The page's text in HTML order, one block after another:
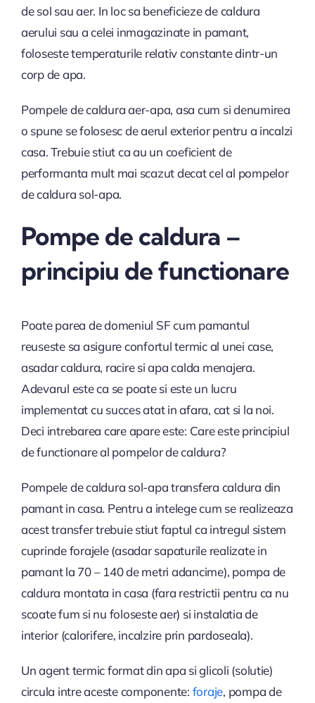
de sol sau aer. In loc sa beneficieze de caldura
aerului sau a celei inmagazinate in pamant,
foloseste temperaturile relativ constante dintr-un
corp de apa.
Pompele de caldura aer-apa, asa cum si denumirea
o spune se folosesc de aerul exterior pentru a incalzi
casa. Trebuie stiut ca au un coeficient de
performanta mult mai scazut decat cel al pompelor
de caldura sol-apa.
Pompe de caldura –
principiu de functionare
Poate parea de domeniul SF cum pamantul
reuseste sa asigure confortul termic al unei case,
asadar caldura, racire si apa calda menajera.
Adevarul este ca se poate si este un lucru
implementat cu succes atat in afara, cat si la noi.
Deci intrebarea care apare este: Care este principiul
de functionare al pompelor de caldura?
Pompele de caldura sol-apa transfera caldura din
pamant in casa. Pentru a intelege cum se realizeaza
acest transfer trebuie stiut faptul ca intregul sistem
cuprinde forajele (asadar sapaturile realizate in
pamant la 70 – 140 de metri adancime), pompa de
caldura montata in casa (fara restrictii pentru ca nu
scoate fum si nu foloseste aer) si instalatia de
interior (calorifere, incalzire prin pardoseala).
Un agent termic format din apa si glicoli (solutie)
circula intre aceste componente: foraje, pompa de